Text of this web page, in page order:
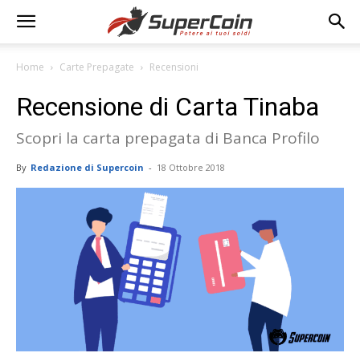
Home Carte Prepagate Recensioni
Recensione di Carta Tinaba
Scopri la carta prepagata di Banca Profilo
By Redazione di Supercoin - 18 Ottobre 2018